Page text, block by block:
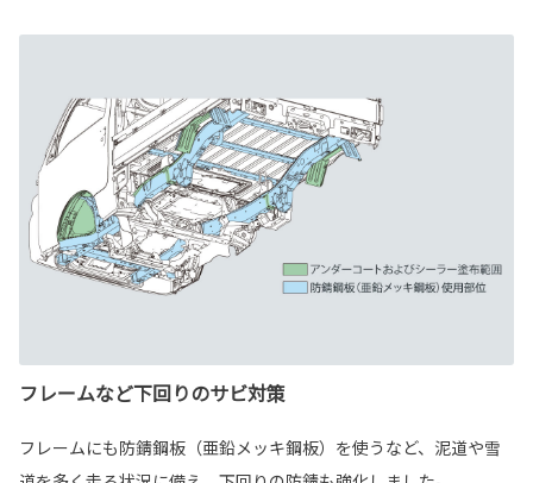
フレームなど下回りのサビ対策
フレームにも防錆鋼板（亜鉛メッキ鋼板）を使うなど、泥道や雪